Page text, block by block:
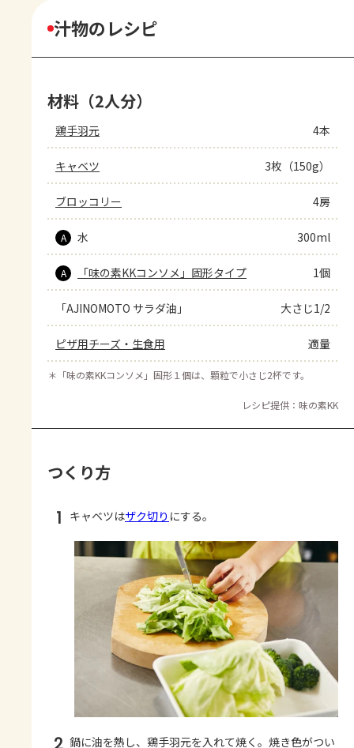
汁物のレシピ
材料（2人分）
鶏手羽元 4本
キャベツ 3枚（150g）
ブロッコリー 4房
A 水 300ml
A 「味の素KKコンソメ」固形タイプ 1個
「AJINOMOTO サラダ油」 大さじ1/2
ピザ用チーズ・生食用 適量
＊ 「味の素KKコンソメ」固形１個は、顆粒で小さじ2杯です。
レシピ提供：味の素KK
つくり方
1 キャベツはザク切り にする。
鍋に油を熱し、鶏手羽元を入れて焼く。焼き色がつい